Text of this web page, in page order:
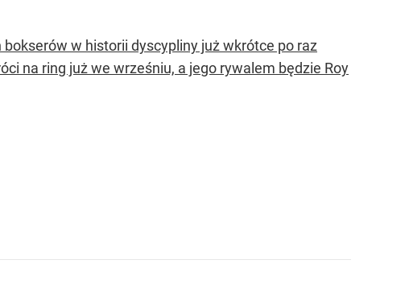
w historii dyscypliny już wkrótce po raz
na ring już we wrześniu, a jego rywalem będzie Roy